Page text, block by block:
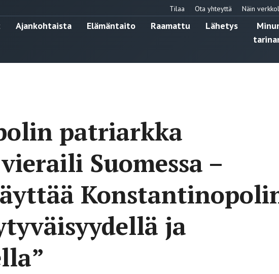
Tilaa Ota yhteyttä Näin
Ajankohtaista Elämäntaito Raamattu Lähetys
patriarkka
Suomessa –
ja